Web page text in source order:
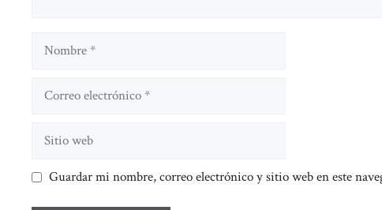
Nombre
Guardar mi nombre, correo electrónico y sitio web en este